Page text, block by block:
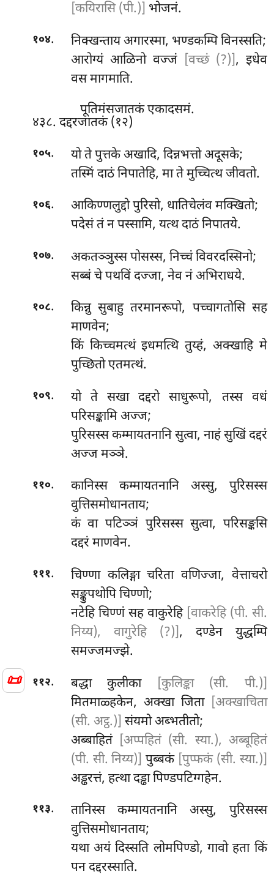
📜
[कयिरासि (पी.)] भोजनं.
१०४.
निक्खन्ताय अगारस्मा, भण्डकम्पि विनस्सति;
आरोग्यं आळिनो वज्जं [वच्छं (?)], इधेव
वस मागमाति.
पूतिमंसजातकं एकादसमं.
४३८. दद्दरजातकं (१२)
१०५.
यो ते पुत्तके अखादि, दिन्नभत्तो अदूसके;
तस्मिं दाठं निपातेहि, मा ते मुच्चित्थ जीवतो.
१०६. आकिण्णलुद्दोपुरिसो, धातिचेलंव मक्खितो;
पदेसं तं न पस्सामि, यत्थ दाठं निपातये.
१०७.
अकतञ्ञुस्स पोसस्स, निच्चं विवरदस्सिनो;
सब्बं चे पथविं दज्जा, नेव नं अभिराधये.
१०८.
किन्नु सुबाहु तरमानरूपो, पच्चागतोसि सह
माणवेन;
किं किच्चमत्थं इधमत्थि तुय्हं, अक्खाहि मे
पुच्छितो एतमत्थं.
१०९.
यो ते सखा दद्दरो साधुरूपो, तस्स वधं
परिसङ्कामि अज्ज;
पुरिसस्स कम्मायतनानि सुत्वा, नाहं सुखिं दद्दरं
अज्ज मञ्ञे.
११०. कानिस्स कम्मायतनानि अस्सु, पुरिसस्स
वुत्तिसमोधानताय;
कं वा पटिञ्ञं पुरिसस्स सुत्वा, परिसङ्कसि
दद्दरं माणवेन.
१११.
चिण्णा कलिङ्गा चरिता वणिज्जा, वेत्ताचरो
सङ्कुपथोपि चिण्णो;
नटेहि चिण्णं सह वाकुरेहि [वाकरेहि (पी. सी.
निय्य), वागुरेहि (?)], दण्डेन युद्धम्पि
समज्जमज्झे.
११२. बद्धा कुलीका
[कुलिङ्का (सी. पी.)]
मितमाळ्हकेन, अक्खा जिता
[अक्खाचिता
(सी. अट्ठ.)] संयमो अब्भतीतो;
अब्बाहितं
[अप्पहितं (सी. स्या.), अब्बूहितं
(पी. सी. निय्य)] पुब्बकं [पुप्फकं (सी. स्या.)]
अड्ढरत्तं, हत्था दड्ढा पिण्डपटिग्गहेन.
११३. तानिस्सकम्मायतनानि अस्सु, पुरिसस्स
वुत्तिसमोधानताय;
यथा अयं दिस्सति लोमपिण्डो, गावो हता किं
पन दद्दरस्साति.